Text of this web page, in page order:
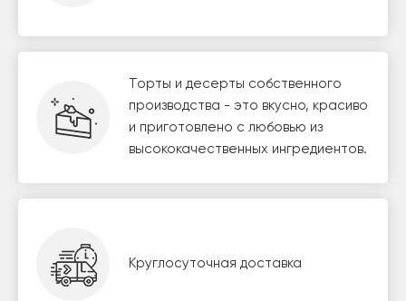
Торты и десерты собственного
производства - это вкусно, красиво
и приготовлено с любовью из
высококачественных ингредиентов.
Круглосуточная доставка